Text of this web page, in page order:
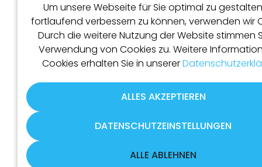
Um unsere Webseite für Sie optimal zu
fortlaufend verbessern zu können, verwenden wir
Durch die weitere Nutzung der Website stimmen
Verwendung von Cookies zu. Weitere
Cookies erhalten Sie in unserer
ALLES AKZEPTIEREN
DATENSCHUTZEINSTELLUNGEN
ALLE ABLEHNEN